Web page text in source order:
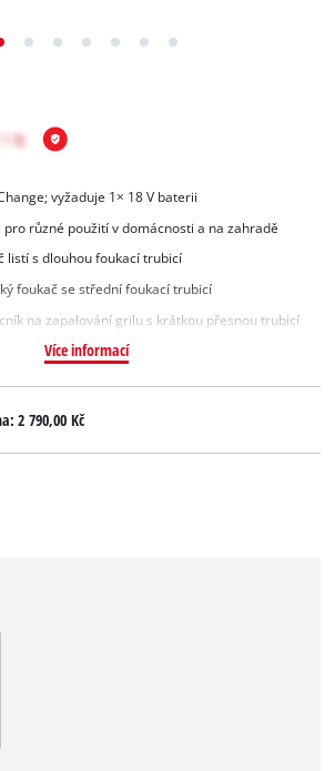
vyžaduje 1× 18 V baterii
různé použití v domácnosti a na zahradě
listí s dlouhou foukací trubicí
foukač se střední foukací trubicí
na zapalování grilu s krátkou přesnou trubicí
Více informací
2 790,00 Kč